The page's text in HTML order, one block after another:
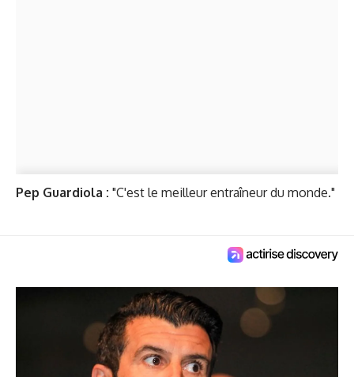
Pep Guardiola : "C'est le meilleur entraîneur du monde."